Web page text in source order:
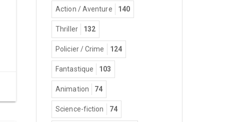
Action / Aventure 140
Thriller 132
Policier / Crime 124
Fantastique 103
Animation 74
Science-fiction 74